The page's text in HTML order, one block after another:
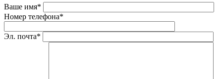
Ваше имя*
Номер телефона*
Эл. почта*